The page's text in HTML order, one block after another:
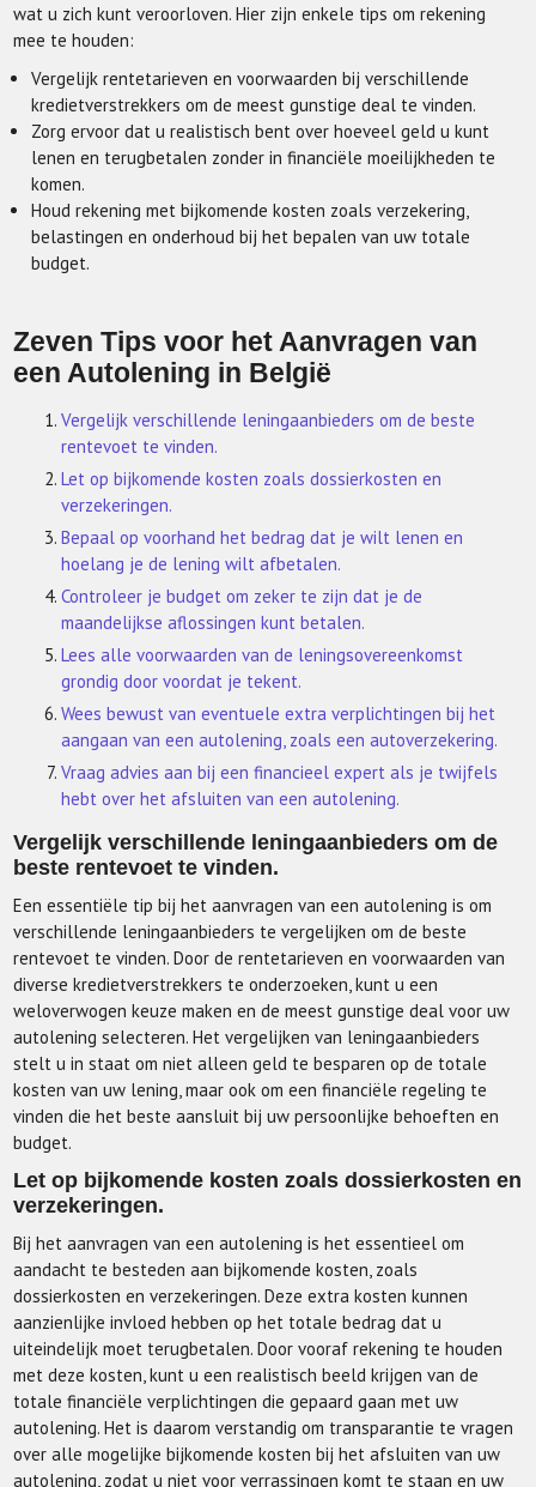
wat u zich kunt veroorloven. Hier zijn enkele tips om rekening
mee te houden:
Vergelijk rentetarieven en voorwaarden bij verschillende
kredietverstrekkers om de meest gunstige deal te vinden.
Zorg ervoor dat u realistisch bent over hoeveel geld u kunt
lenen en terugbetalen zonder in financiële moeilijkheden te
komen.
Houd rekening met bijkomende kosten zoals verzekering,
belastingen en onderhoud bij het bepalen van uw totale
budget.
Zeven Tips voor het Aanvragen van
een Autolening in België
Vergelijk verschillende leningaanbieders om de beste
rentevoet te vinden.
Let op bijkomende kosten zoals dossierkosten en
verzekeringen.
Bepaal op voorhand het bedrag dat je wilt lenen en
hoelang je de lening wilt afbetalen.
Controleer je budget om zeker te zijn dat je de
maandelijkse aflossingen kunt betalen.
Lees alle voorwaarden van de leningsovereenkomst
grondig door voordat je tekent.
Wees bewust van eventuele extra verplichtingen bij het
aangaan van een autolening, zoals een autoverzekering.
Vraag advies aan bij een financieel expert als je twijfels
hebt over het afsluiten van een autolening.
Vergelijk verschillende leningaanbieders om de
beste rentevoet te vinden.
Een essentiële tip bij het aanvragen van een autolening is om
verschillende leningaanbieders te vergelijken om de beste
rentevoet te vinden. Door de rentetarieven en voorwaarden van
diverse kredietverstrekkers te onderzoeken, kunt u een
weloverwogen keuze maken en de meest gunstige deal voor uw
autolening selecteren. Het vergelijken van leningaanbieders
stelt u in staat om niet alleen geld te besparen op de totale
kosten van uw lening, maar ook om een financiële regeling te
vinden die het beste aansluit bij uw persoonlijke behoeften en
budget.
Let op bijkomende kosten zoals dossierkosten en
verzekeringen.
Bij het aanvragen van een autolening is het essentieel om
aandacht te besteden aan bijkomende kosten, zoals
dossierkosten en verzekeringen. Deze extra kosten kunnen
aanzienlijke invloed hebben op het totale bedrag dat u
uiteindelijk moet terugbetalen. Door vooraf rekening te houden
met deze kosten, kunt u een realistisch beeld krijgen van de
totale financiële verplichtingen die gepaard gaan met uw
autolening. Het is daarom verstandig om transparantie te vragen
over alle mogelijke bijkomende kosten bij het afsluiten van uw
autolening, zodat u niet voor verrassingen komt te staan en uw